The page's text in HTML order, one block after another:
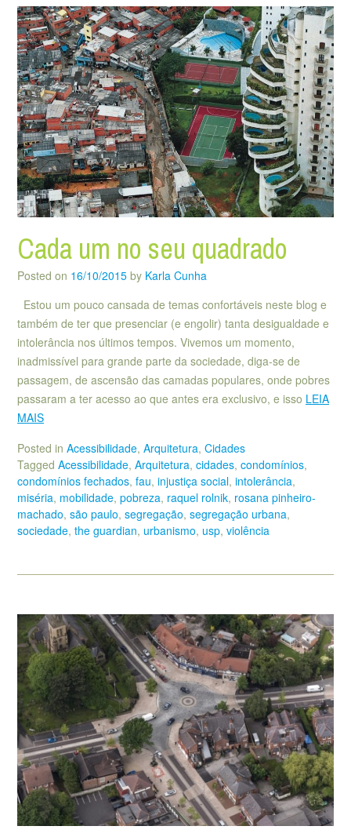
Cada um no seu quadrado
Posted on 16/10/2015 by Karla Cunha
Estou um pouco cansada de temas confortáveis neste blog e
também de ter que presenciar (e engolir) tanta desigualdade e
intolerância nos últimos tempos. Vivemos um momento,
inadmissível para grande parte da sociedade, diga-se de
passagem, de ascensão das camadas populares, onde pobres
passaram a ter acesso ao que antes era exclusivo, e isso LEIA
MAIS
Posted in Acessibilidade, Arquitetura, Cidades
Tagged Acessibilidade, Arquitetura, cidades, condomínios,
condomínios fechados, fau, injustiça social, intolerância,
miséria, mobilidade, pobreza, raquel rolnik, rosana pinheiro-
machado, são paulo, segregação, segregação urbana,
sociedade, the guardian, urbanismo, usp, violência